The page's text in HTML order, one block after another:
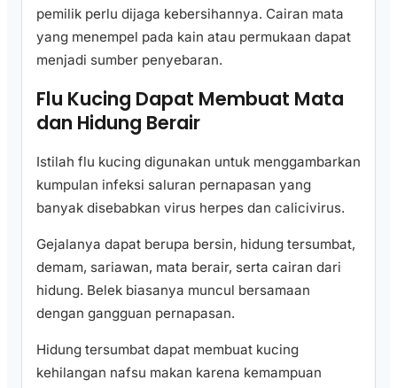
pemilik perlu dijaga kebersihannya. Cairan mata
yang menempel pada kain atau permukaan dapat
menjadi sumber penyebaran.
Flu Kucing Dapat Membuat Mata
dan Hidung Berair
Istilah flu kucing digunakan untuk menggambarkan
kumpulan infeksi saluran pernapasan yang
banyak disebabkan virus herpes dan calicivirus.
Gejalanya dapat berupa bersin, hidung tersumbat,
demam, sariawan, mata berair, serta cairan dari
hidung. Belek biasanya muncul bersamaan
dengan gangguan pernapasan.
Hidung tersumbat dapat membuat kucing
kehilangan nafsu makan karena kemampuan